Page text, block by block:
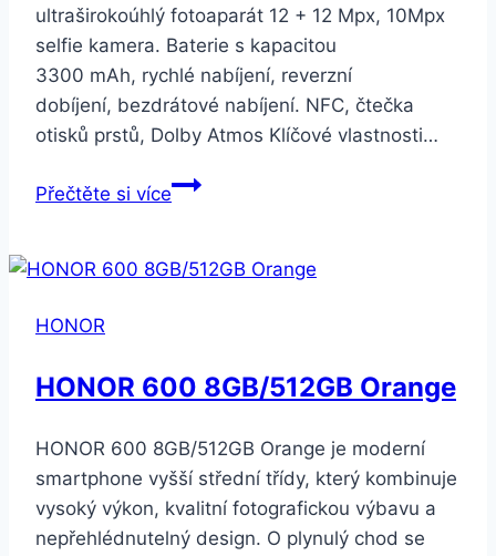
ultraširokoúhlý fotoaparát 12 + 12 Mpx, 10Mpx
selfie kamera. Baterie s kapacitou
3300 mAh, rychlé nabíjení, reverzní
dobíjení, bezdrátové nabíjení. NFC, čtečka
otisků prstů, Dolby Atmos Klíčové vlastnosti…
Přečtěte si víceSamsung
Flip
HONOR
HONOR 600 8GB/512GB Orange
HONOR 600 8GB/512GB Orange je moderní
smartphone vyšší střední třídy, který kombinuje
vysoký výkon, kvalitní fotografickou výbavu a
nepřehlédnutelný design. O plynulý chod se